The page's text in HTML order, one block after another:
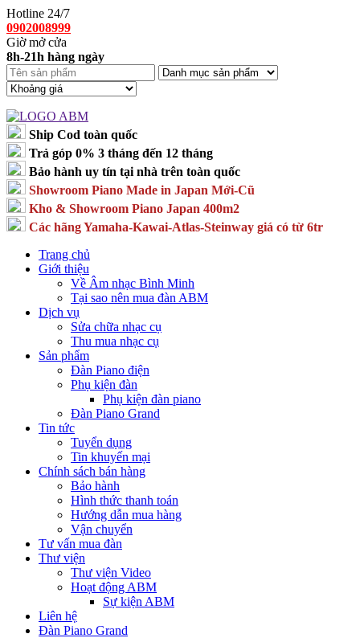
Hotline 24/7
0902008999
Giờ mở cửa
8h-21h hàng ngày
Ship Cod toàn quốc
Trả góp 0% 3 tháng đến 12 tháng
Bảo hành uy tín tại nhà trên toàn quốc
Showroom Piano Made in Japan Mới-Cũ
Kho & Showroom Piano Japan 400m2
Các hãng Yamaha-Kawai-Atlas-Steinway giá có từ 6tr
Trang chủ
Giới thiệu
Về Âm nhạc Bình Minh
Tại sao nên mua đàn ABM
Dịch vụ
Sửa chữa nhạc cụ
Thu mua nhạc cụ
Sản phẩm
Đàn Piano điện
Phụ kiện đàn
Phụ kiện đàn piano
Đàn Piano Grand
Tin tức
Tuyển dụng
Tin khuyến mại
Chính sách bán hàng
Bảo hành
Hình thức thanh toán
Hướng dẫn mua hàng
Vận chuyển
Tư vấn mua đàn
Thư viện
Thư viện Video
Hoạt động ABM
Sự kiện ABM
Liên hệ
Đàn Piano Grand